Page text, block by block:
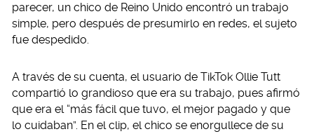
parecer, un chico de Reino Unido encontró un trabajo
simple, pero después de presumirlo en redes, el sujeto
fue despedido.
A través de su cuenta, el usuario de TikTok Ollie Tutt
compartió lo grandioso que era su trabajo, pues afirmó
que era el “más fácil que tuvo, el mejor pagado y que
lo cuidaban”. En el clip, el chico se enorgullece de su